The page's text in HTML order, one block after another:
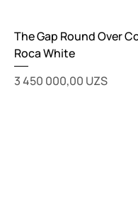
The Gap Round Over
Roca White
Цена
3 450 000,00 UZS